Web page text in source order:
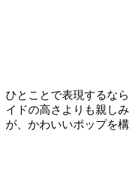
ひとことで表現するな
イドの高さよりも親し
が、かわいいポップを